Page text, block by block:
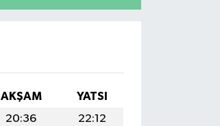
AKŞAM
YATSI
20:36
22:12